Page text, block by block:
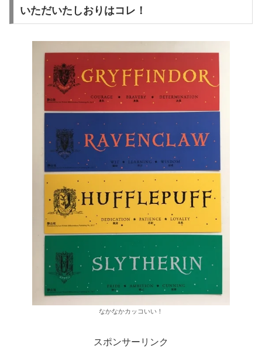
いただいたしおりはコレ！
なかなかカッコいい！
スポンサーリンク